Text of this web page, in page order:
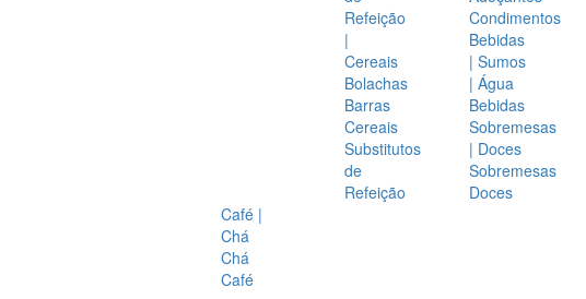
Refeição
|
Cereais
Bolachas
Barras
Cereais
Substitutos
de
Refeição
Condimentos
Bebidas
| Sumos
| Água
Bebidas
Sobremesas
| Doces
Sobremesas
Doces
Café |
Chá
Chá
Café